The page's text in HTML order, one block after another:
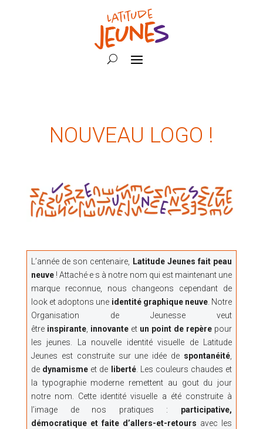
NOUVEAU LOGO !
L’année de son centenaire, Latitude Jeunes fait peau
neuve! Attaché·e·s à notre nom qui est maintenant une
marque reconnue, nous changeons cependant de
look et adoptons une identité graphique neuve. Notre
Organisation de Jeunesse veut
être inspirante, innovanteet un point de repère pour
les jeunes. La nouvelle identité visuelle de Latitude
Jeunes est construite sur une idée de spontanéité,
de dynamisme et de liberté. Les couleurs chaudes et
la typographie moderne remettent au gout du jour
notre nom. Cette identité visuelle a été construite à
l’image de nos pratiques : participative,
démocratique et faite d’allers-et-retours avec les